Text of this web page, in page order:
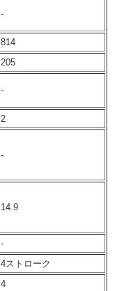
-
814
205
-
2
-
14.9
-
4ストローク
4